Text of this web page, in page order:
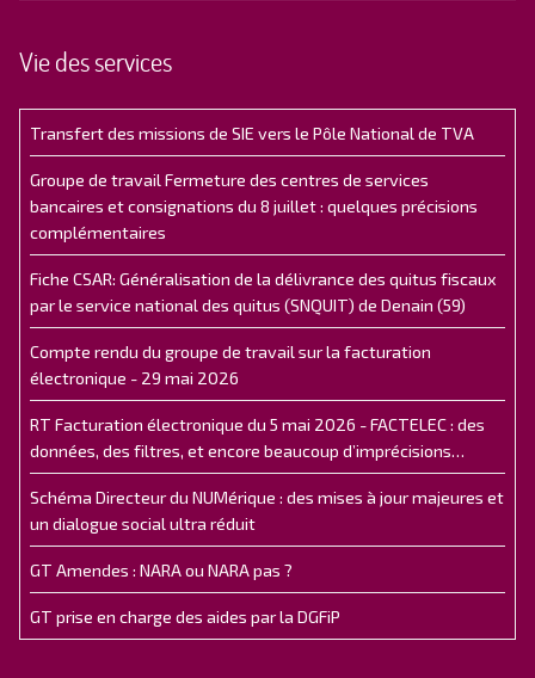
Vie des services
Transfert des missions de SIE vers le Pôle National de TVA
Groupe de travail Fermeture des centres de services
bancaires et consignations du 8 juillet : quelques précisions
complémentaires
Fiche CSAR: Généralisation de la délivrance des quitus fiscaux
par le service national des quitus (SNQUIT) de Denain (59)
Compte rendu du groupe de travail sur la facturation
électronique - 29 mai 2026
RT Facturation électronique du 5 mai 2026 - FACTELEC : des
données, des filtres, et encore beaucoup d’imprécisions…
Schéma Directeur du NUMérique : des mises à jour majeures et
un dialogue social ultra réduit
GT Amendes : NARA ou NARA pas ?
GT prise en charge des aides par la DGFiP